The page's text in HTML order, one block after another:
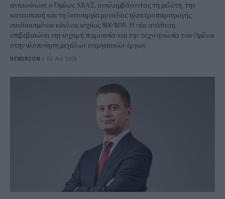
ανακοίνωσε ο Όμιλος ΑΒΑΞ, αναλαμβάνοντας τη μελέτη, την
κατασκευή και τη λειτουργία μονάδας ηλεκτροπαραγωγής
συνδυασμένου κύκλου, ισχύος 800 MW. Η νέα ανάθεση
επιβεβαιώνει την ισχυρή παρουσία και την τεχνογνωσία του Ομίλου
στην υλοποίηση μεγάλων ενεργειακών έργων.
NEWSROOM / 05 Αυγ 2026